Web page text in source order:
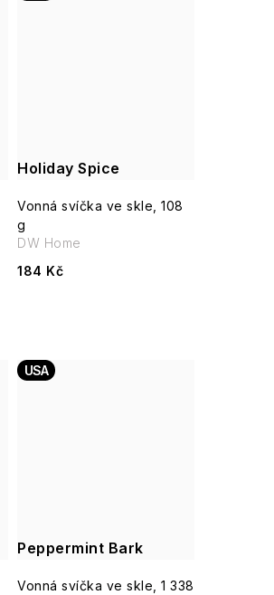
Holiday Spice
Vonná svíčka ve skle, 108
g
184 Kč
DW Home
Peppermint Bark
USA
Vonná svíčka ve skle, 1 338